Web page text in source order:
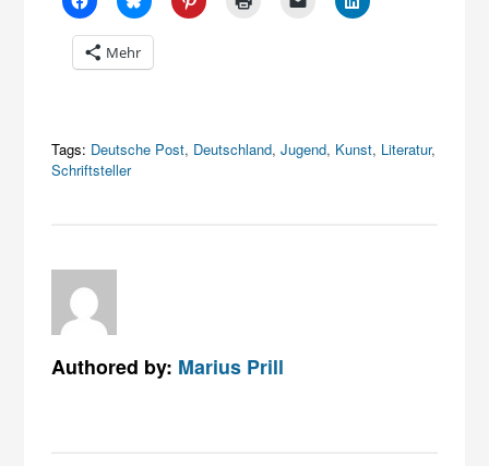
Mehr
Tags: Deutsche Post, Deutschland,Jugend, Kunst, Literatur,
Schriftsteller
Authored by: Marius Prill